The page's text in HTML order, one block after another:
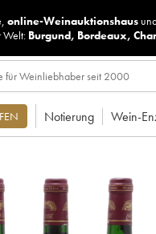
online-Weinauktionshaus
Welt: Burgund, Bordeaux,
Notierung Wein-